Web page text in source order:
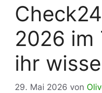
2026 im
ihr
29. Mai 2026 von